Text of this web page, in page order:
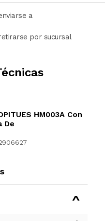
a
por sucursal
HM003A Con
De